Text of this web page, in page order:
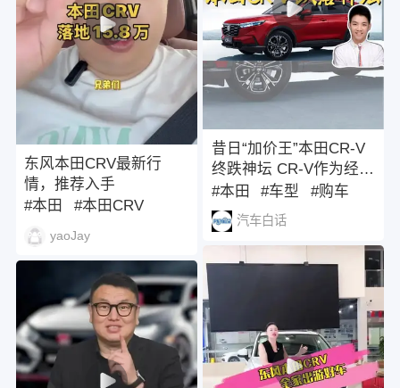
东风本田CRV最新行
情，推荐入手
#本田
#本田CRV
#东风本田
yaoJay
昔日“加价王”本田CR-V
终跌神坛 CR-V作为经典
车型曾经加价购车，现
在的11.99万元一口价虽
然给准备买车用户提供
绝佳机会，但是官方没
有看到正式的消息，有
可能需要支付贷款利
息。对于想要入手的朋
友，可以继续关注，有
可能还有深度降价。
#本田 #车型 #购车
汽车白话